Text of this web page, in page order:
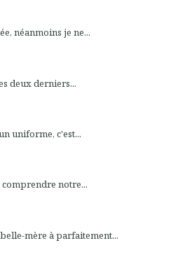
néanmoins je ne...
deux derniers...
uniforme, c'est...
notre...
mère à parfaitement...